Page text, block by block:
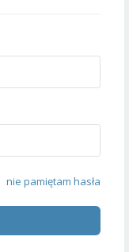
nie pamiętam hasła